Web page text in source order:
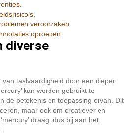
veroorzaken.
oproepen.
diverse
van taalvaardigheid door een dieper
kan worden gebruikt te
de betekenis en toepassing ervan. Dit
maar ook om creatiever en
draagt dus bij aan het